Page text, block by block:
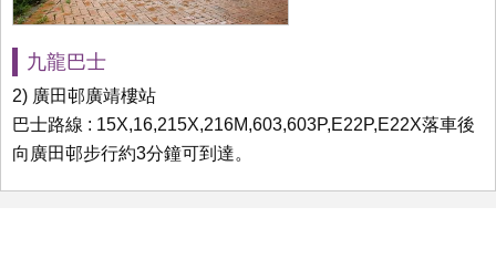
九龍巴士
2) 廣田邨廣靖樓站
巴士路線 : 15X,16,215X,216M,603,603P,E22P,E22X落車後
向廣田邨步行約3分鐘可到達。